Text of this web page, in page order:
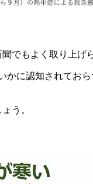
でもよく取り上
に認知されてお
う。